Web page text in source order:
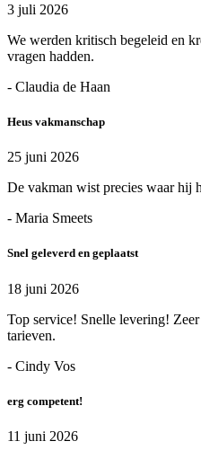
3 juli 2026
We werden kritisch begeleid en
vragen hadden.
- Claudia de Haan
Heus vakmanschap
25 juni 2026
De vakman wist precies waar hij
- Maria Smeets
Snel geleverd en geplaatst
18 juni 2026
Top service! Snelle levering!
tarieven.
- Cindy Vos
erg competent!
11 juni 2026